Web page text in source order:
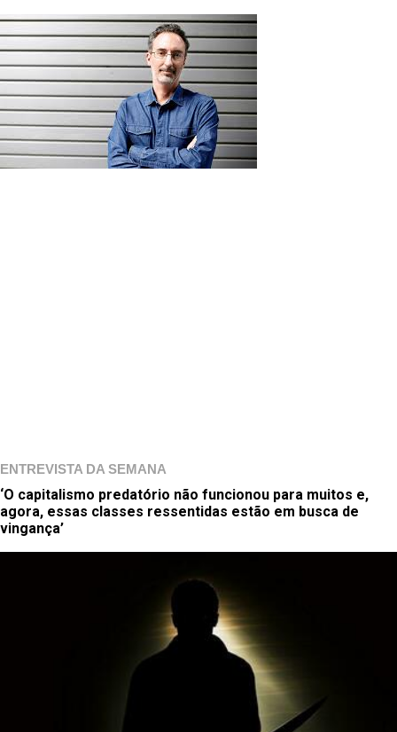
ENTREVISTA DA SEMANA
‘O capitalismo predatório não funcionou para muitos e,
agora, essas classes ressentidas estão em busca de
vingança’